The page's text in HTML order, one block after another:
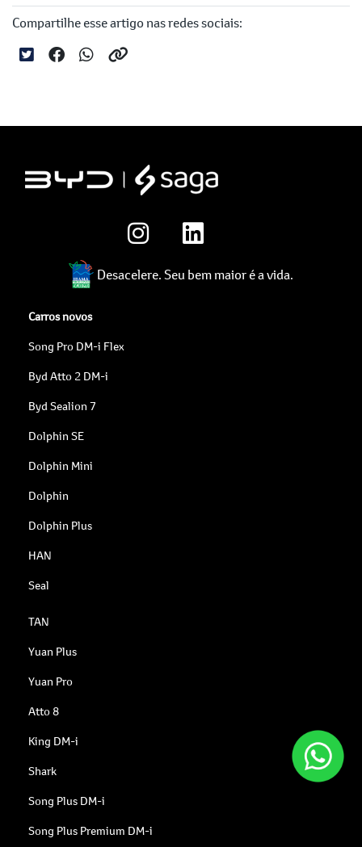
Compartilhe esse artigo nas redes sociais:
Desacelere. Seu bem maior é a vida.
Carros novos
Song Pro DM-i Flex
Byd Atto 2 DM-i
Byd Sealion 7
Dolphin SE
Dolphin Mini
Dolphin
Dolphin Plus
HAN
Seal
TAN
Yuan Plus
Yuan Pro
Atto 8
King DM-i
Shark
Song Plus DM-i
Song Plus Premium DM-i